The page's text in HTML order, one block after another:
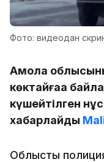
Фото: видеодан
Ақмола
көктайғаққа
күшейтілген
хабарлайды
Облыстық